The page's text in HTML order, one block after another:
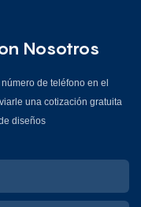
Nosotros
de teléfono en el
una cotización gratuita
diseños